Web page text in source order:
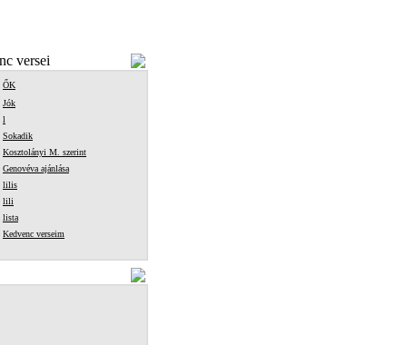
versei
ŐK
Jók
l
Sokadik
Kosztolányi M. szerint
Genovéva ajánlása
lilis
lili
lista
Kedvenc verseim